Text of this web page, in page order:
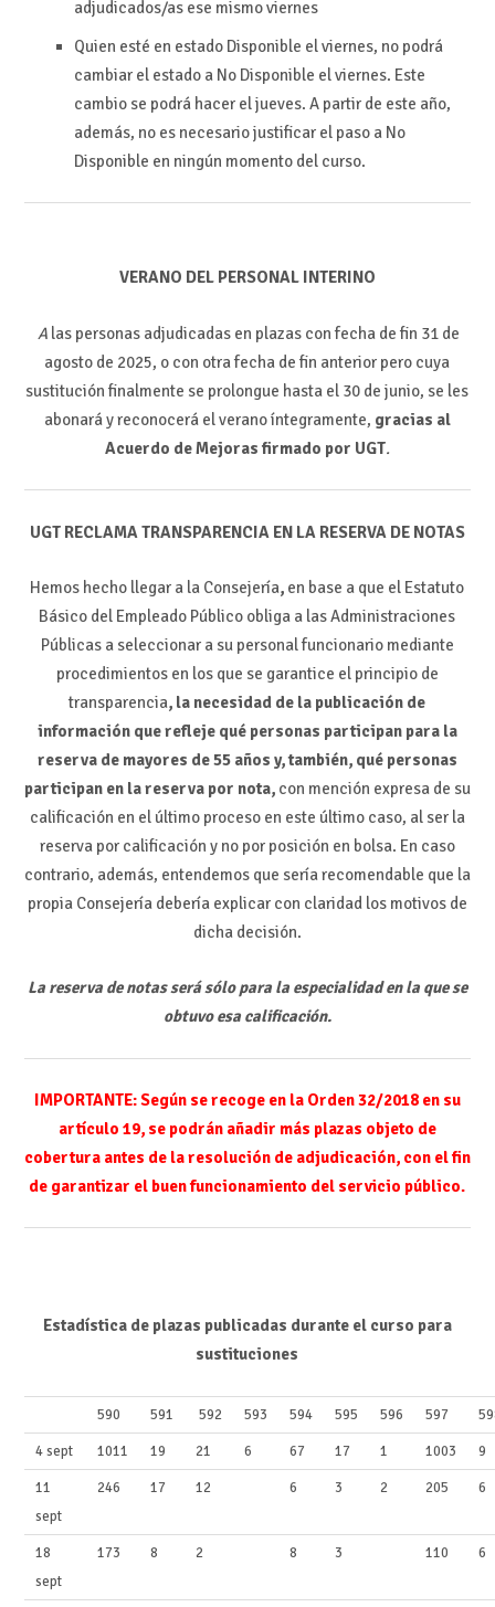
adjudicados/as ese mismo viernes
Quien esté en estado Disponible el viernes, no podrá
cambiar el estado a No Disponible el viernes. Este
cambio se podrá hacer el jueves. A partir de este año,
además, no es necesario justificar el paso a No
Disponible en ningún momento del curso.
VERANO DEL PERSONAL INTERINO
A las personas adjudicadas en plazas con fecha de fin 31 de
agosto de 2025, o con otra fecha de fin anterior pero cuya
sustitución finalmente se prolongue hasta el 30 de junio, se les
abonará y reconocerá el verano íntegramente, gracias al
Acuerdo de Mejoras firmado por UGT.
UGT RECLAMA TRANSPARENCIA EN LA RESERVA DE NOTAS
Hemos hecho llegar a la Consejería, en base a que el Estatuto
Básico del Empleado Público obliga a las Administraciones
Públicas a seleccionar a su personal funcionario mediante
procedimientos en los que se garantice el principio de
transparencia, la necesidad de la publicación de
información que refleje qué personas participan para la
reserva de mayores de 55 años y, también, qué personas
participan en la reserva por nota, con mención expresa de su
calificación en el último proceso en este último caso, al ser la
reserva por calificación y no por posición en bolsa. En caso
contrario, además, entendemos que sería recomendable que la
propia Consejería debería explicar con claridad los motivos de
dicha decisión.
La reserva de notas será sólo para la especialidad en la que se
obtuvo esa calificación.
IMPORTANTE: Según se recoge en la Orden 32/2018 en su
artículo 19, se podrán añadir más plazas objeto de
cobertura antes de la resolución de adjudicación, con el fin
de garantizar el buen funcionamiento del servicio público.
Estadística de plazas publicadas durante el curso para
sustituciones
590 591 592 593 594 595 596 597
4 sept 1011 19 21 6 67 17 1 1003 9
11
sept
246 17 12 6 3 2 205 6
18
sept
173 8 2 8 3 110 6